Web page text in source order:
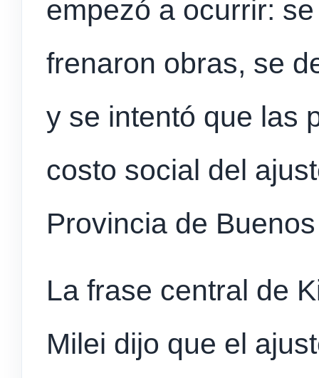
empezó a ocurrir:
frenaron obras, se
y se intentó que las
costo social del
Provincia de
La frase central de
Milei dijo que el